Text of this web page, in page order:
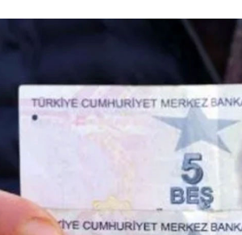
Bolu’nun Tanınmış İsmi
Mahmut Alan Büyük